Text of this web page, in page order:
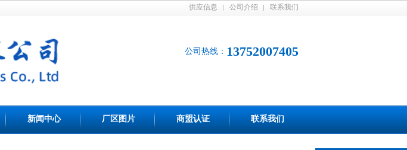
供应信息 公司介绍 联系我们
公司热线： 13752007405
新闻中心 厂区图片 商盟认证 联系我们